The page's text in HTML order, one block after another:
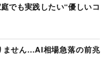
でも実践したい“優しいコ
ません…AI相場急落の前兆